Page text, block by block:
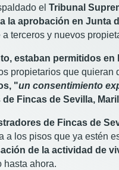
el Tribunal
la aprobación en Junta
terceros y nuevos
estaban permitidos
propietarios que
"un consentimiento
Fincas de Sevilla,
de Fincas de
a los pisos que ya estén
de la actividad de
hasta ahora.